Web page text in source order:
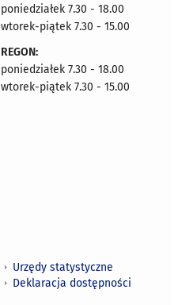
poniedziałek 7.30 - 18.00
wtorek-piątek 7.30 - 15.00
REGON:
poniedziałek 7.30 - 18.00
wtorek-piątek 7.30 - 15.00
Urzędy statystyczne
Deklaracja dostępności